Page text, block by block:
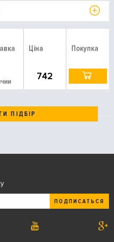
Ціна Покупка
742
ПІДБІР
ПОДПИСАТЬСЯ